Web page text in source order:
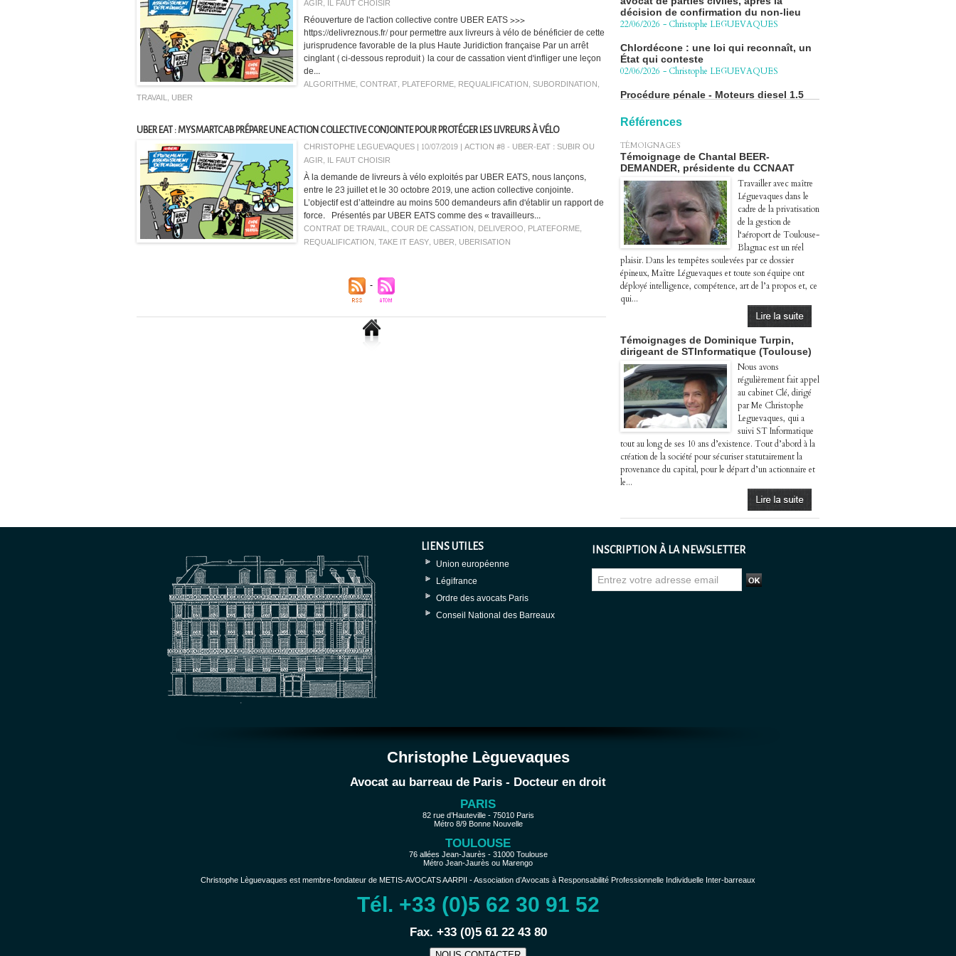
AGIR, IL FAUT CHOISIR
Réouverture de l'action collective contre UBER EATS >>>
https://delivreznous.fr/ pour permettre aux livreurs à vélo de bénéficier de cette
jurisprudence favorable de la plus Haute Juridiction française Par un arrêt
cinglant (ci-dessous reproduit) la cour de cassation vient d'infliger une leçon
de...
ALGORITHME, CONTRAT, PLATEFORME, REQUALIFICATION, SUBORDINATION,
TRAVAIL, UBER
UBER EAT : MYSMARTCAB PRÉPARE UNE ACTION COLLECTIVE CONJOINTE POUR PROTÉGER LES LIVREURS À VÉLO
CHRISTOPHE LEGUEVAQUES | 10/07/2019 | ACTION #8 - UBER-EAT : SUBIR OU
AGIR, IL FAUT CHOISIR
À la demande de livreurs à vélo exploités par UBER EATS, nous lançons,
entre le 23 juillet et le 30 octobre 2019, une action collective conjointe.
L’objectif est d’atteindre au moins 500 demandeurs afin d'établir un rapport de
force. Présentés par UBER EATS comme des « travailleurs...
CONTRAT DE TRAVAIL, COUR DE CASSATION, DELIVEROO, PLATEFORME,
REQUALIFICATION, TAKE IT EASY, UBER, UBERISATION
22/06/2026 -Christophe LEGUEVAQUES
État qui conteste
02/06/2026 -Christophe LEGUEVAQUES
BlueHDi : complément de plainte contre
27/04/2026 -Christophe LEGUEVAQUES
Péage autoroute : tout savoir (ou
presque) sur l'action collective ouverte
le 2 avril
Christophe LEGUEVAQUES
Références
TÉMOIGNAGES
Témoignage de Chantal BEER-
DEMANDER, présidente du CCNAAT
Travailler avec maître
Léguevaques dans le
cadre de la privatisation
de la gestion de
l‘aéroport de Toulouse-
Blagnac est un réel
plaisir. Dans les tempêtes soulevées par ce dossier
épineux, Maître Léguevaques et toute son équipe ont
déployé intelligence, compétence, art de l’a propos et, ce
qui...
Témoignages de Dominique Turpin,
dirigeant de STInformatique (Toulouse)
Nous avons
régulièrement fait appel
au cabinet Clé, dirigé
par Me Christophe
Leguevaques, qui a
suivi ST Informatique
tout au long de ses 10 ans d’existence. Tout d’abord à la
création de la société pour sécuriser statutairement la
provenance du capital, pour le départ d’un actionnaire et
le...
LIENS UTILES
Union européenne
Légifrance
Ordre des avocats Paris
Conseil National des Barreaux
INSCRIPTION À LA NEWSLETTER
Christophe Lèguevaques
Avocat au barreau de Paris - Docteur en droit
PARIS
82 rue d’Hauteville - 75010 Paris
Métro 8/9 Bonne Nouvelle
TOULOUSE
76 allées Jean-Jaurès - 31000 Toulouse
Métro Jean-Jaurès ou Marengo
Christophe Lèguevaques est membre-fondateur de METIS-AVOCATS AARPII - Association d’Avocats à Responsabilité Professionnelle Individuelle Inter-barreaux
Tél. +33 (0)5 62 30 91 52
−
Fax. +33 (0)5 61 22 43 80